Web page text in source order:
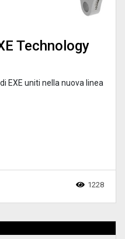
Technology
EXE uniti nella nuova linea
1228